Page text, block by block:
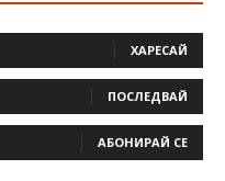
ХАРЕСАЙ
ПОСЛЕДВАЙ
АБОНИРАЙ СЕ